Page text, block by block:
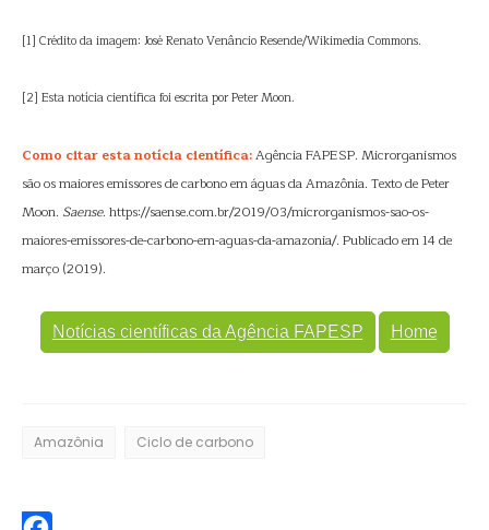
[1] Crédito da imagem: José Renato Venâncio Resende/Wikimedia Commons.
[2] Esta notícia científica foi escrita por Peter Moon.
Como citar esta notícia científica:Agência FAPESP. Microrganismos
são os maiores emissores de carbono em águas da Amazônia. Texto de Peter
Moon. Saense. https://saense.com.br/2019/03/microrganismos-sao-os-
maiores-emissores-de-carbono-em-aguas-da-amazonia/. Publicado em 14 de
março (2019).
Notícias científicas da Agência FAPESP Home
Amazônia Ciclo de carbono